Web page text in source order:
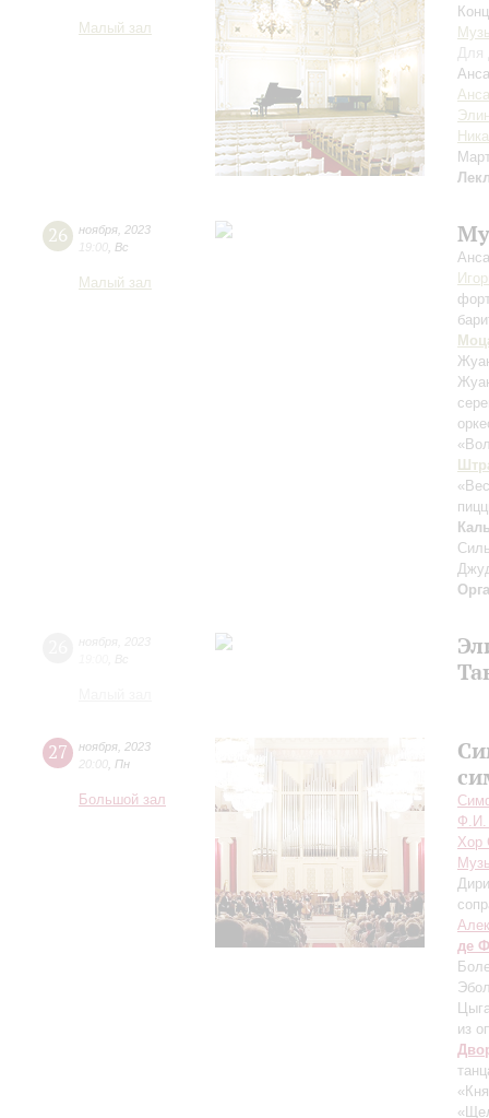
Малый зал
Для
26 ноября 2023
19:00 Вс
Малый зал
27 ноября 2023
20:00 Пн
Большой зал
Ф.И.
Хор
де
из